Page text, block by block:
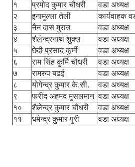
१
प्रमोद कुमार चौधरी वडा अध्यक्ष
२
इनामुल्ला तेली कार्यवाहक
३
नैन दास मुराउ वडा अध्यक्ष
४
शैलेन्द्रनाथ शुक्ल वडा अध्यक्ष
५
छेदी प्रसाद कुर्मी वडा अध्यक्ष
६
राम सिंह कुर्मि चौधरी वडा अध्यक्ष
७
रामरुप बढई वडा अध्यक्ष
८
योगेन्द्र कुमार के.सी. वडा अध्यक्ष
९
फरीद अहमद मुसलमान वडा अध्यक्ष
१०
शैलेन्द्र कुमार चौधरी वडा अध्यक्ष
११
धमेन्द्र कुमार पुरी वडा अध्यक्ष